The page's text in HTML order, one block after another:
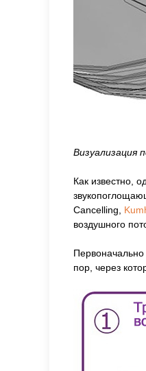
Визуализация
Как известно,
Cancelling,
воздушного
пор, через